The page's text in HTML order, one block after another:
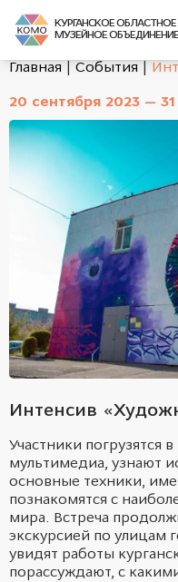
КУРГАНСКОЕ ОБЛАСТНОЕ
МУЗЕЙНОЕ ОБЪЕДИНЕНИЕ
Главная События
Интенсив
Участники погрузятся
мультимедиа, узнают
основные техники,
познакомятся с
мира. Встреча
экскурсией по улицам
увидят работы
порассуждают, с
20 сентября 2023 —